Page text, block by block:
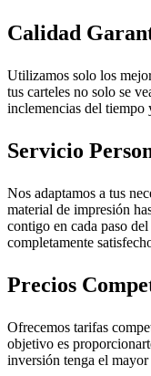
Calidad
Utilizamos solo los
tus carteles no solo se
inclemencias del tiempo
Servicio
Nos adaptamos a tus
material de impresión
contigo en cada paso
completamente
Precios
Ofrecemos tarifas
objetivo es
inversión tenga el mayor